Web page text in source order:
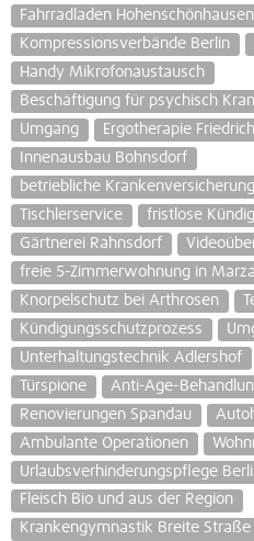
Fahrradladen Hohenschönhausen
Kompressionsverbände Berlin
Handy Mikrofonaustausch
Beschäftigung für psychisch
Umgang
Ergotherapie
Innenausbau Bohnsdorf
betriebliche
Tischlerservice
fristlose
Gärtnerei Rahnsdorf
freie 5-Zimmerwohnung in
Knorpelschutz bei Arthrosen
Kündigungsschutzprozess
Unterhaltungstechnik Adlershof
Türspione
Anti-Age-
Renovierungen Spandau
Ambulante Operationen
Urlaubsverhinderungspflege
Fleisch Bio und aus der Region
Krankengymnastik Breite